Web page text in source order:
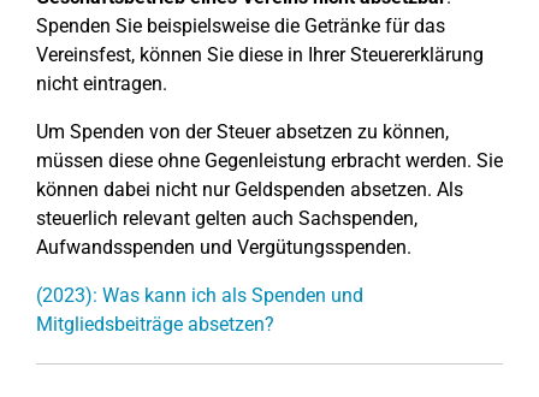
Spenden Sie beispielsweise die Getränke für das
Vereinsfest, können Sie diese in Ihrer Steuererklärung
nicht eintragen.
Um Spenden von der Steuer absetzen zu können,
müssen diese ohne Gegenleistung erbracht werden. Sie
können dabei nicht nur Geldspenden absetzen. Als
steuerlich relevant gelten auch Sachspenden,
Aufwandsspenden und Vergütungsspenden.
(2023): Was kann ich als Spenden und
Mitgliedsbeiträge absetzen?